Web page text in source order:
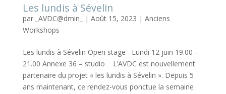
Les lundis à Sévelin
par _AVDC@dmin_ | Août 15, 2023 | Anciens
Workshops
Les lundis à Sévelin Open stage Lundi 12 juin 19.00 –
21.00 Annexe 36 – studio L’AVDC est nouvellement
partenaire du projet « les lundis à Sévelin ». Depuis 5
ans maintenant, ce rendez-vous ponctue la semaine